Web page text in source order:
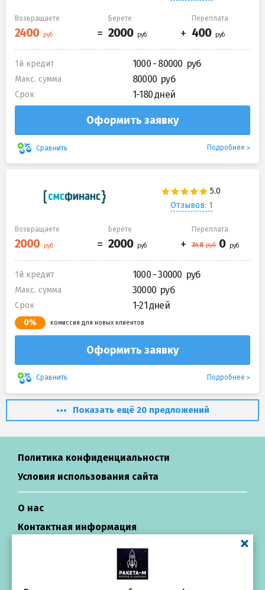
Возвращаете Берете Переплата
1й кредит 1000 - 80000
Макс. сумма 80000
Срок 1-180 дней
Оформить заявку
Сравнить Подробнее
Отзывов: 1
Возвращаете Берете Переплата
1й кредит 1000 - 30000
Макс. сумма 30000
Срок 1-21 дней
0% комиссия для новых клиентов
Оформить заявку
Сравнить Подробнее
Показать ещё 20 предложений
Политика конфиденциальности
Условия использования сайта
О нас
Контактная информация